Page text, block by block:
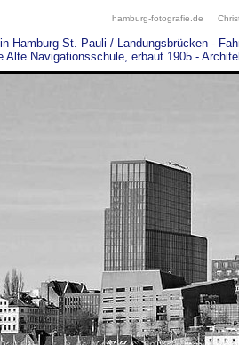
hamburg-fotografie.de
Hamburg St. Pauli / Landungsbrücken -
Alte Navigationsschule, erbaut 1905 -